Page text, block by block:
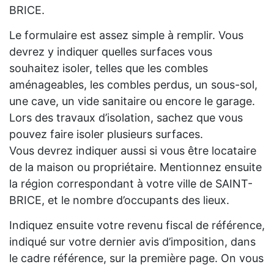
BRICE.
Le formulaire est assez simple à remplir. Vous
devrez y indiquer quelles surfaces vous
souhaitez isoler, telles que les combles
aménageables, les combles perdus, un sous-sol,
une cave, un vide sanitaire ou encore le garage.
Lors des travaux d’isolation, sachez que vous
pouvez faire isoler plusieurs surfaces.
Vous devrez indiquer aussi si vous être locataire
de la maison ou propriétaire. Mentionnez ensuite
la région correspondant à votre ville de SAINT-
BRICE, et le nombre d’occupants des lieux.
Indiquez ensuite votre revenu fiscal de référence,
indiqué sur votre dernier avis d’imposition, dans
le cadre référence, sur la première page. On vous